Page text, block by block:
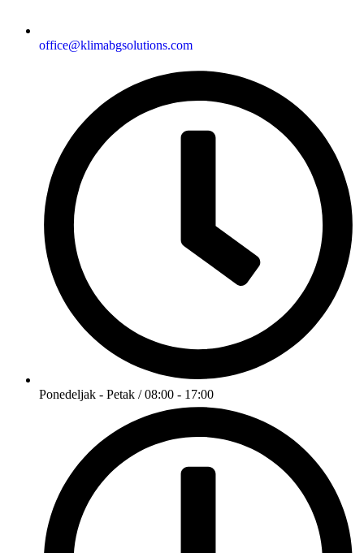
office@klimabgsolutions.com
Ponedeljak - Petak / 08:00 - 17:00